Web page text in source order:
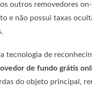
outros removedores
e não possui taxas
tecnologia de
de fundo grátis
do objeto principal,